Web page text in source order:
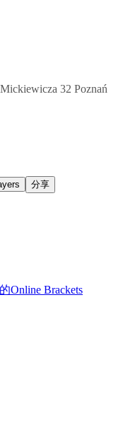
32 Poznań
分享
Online Brackets